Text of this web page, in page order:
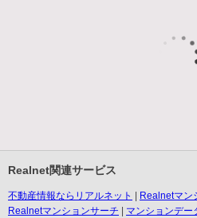
Realnet関連サービス
不動産情報ならリアルネット
Realnetマン
Realnetマンションサーチ
マンションデー